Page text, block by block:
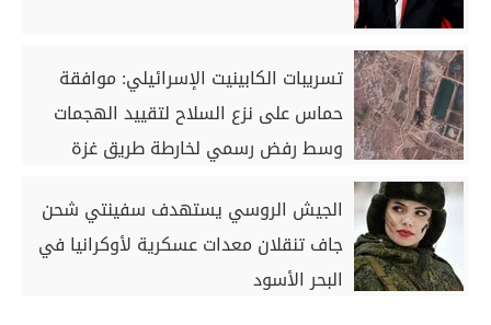
تسريبات الكابينيت الإسرائيلي: موافقة
حماس على نزع السلاح لتقييد الهجمات
وسط رفض رسمي لخارطة طريق غزة
الجيش الروسي يستهدف سفينتي شحن
جاف تنقلان معدات عسكرية لأوكرانيا في
البحر الأسود